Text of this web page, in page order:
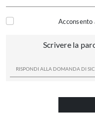
Scrivere la